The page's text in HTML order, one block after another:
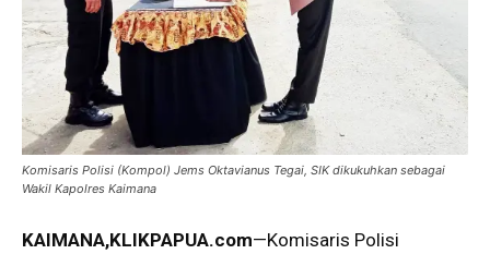
Komisaris Polisi (Kompol) Jems Oktavianus Tegai, SIK dikukuhkan sebagai
Wakil Kapolres Kaimana
KAIMANA,KLIKPAPUA.com—Komisaris Polisi